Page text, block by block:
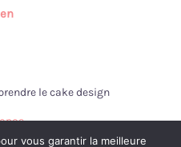
le cake design
vous garantir la meilleure